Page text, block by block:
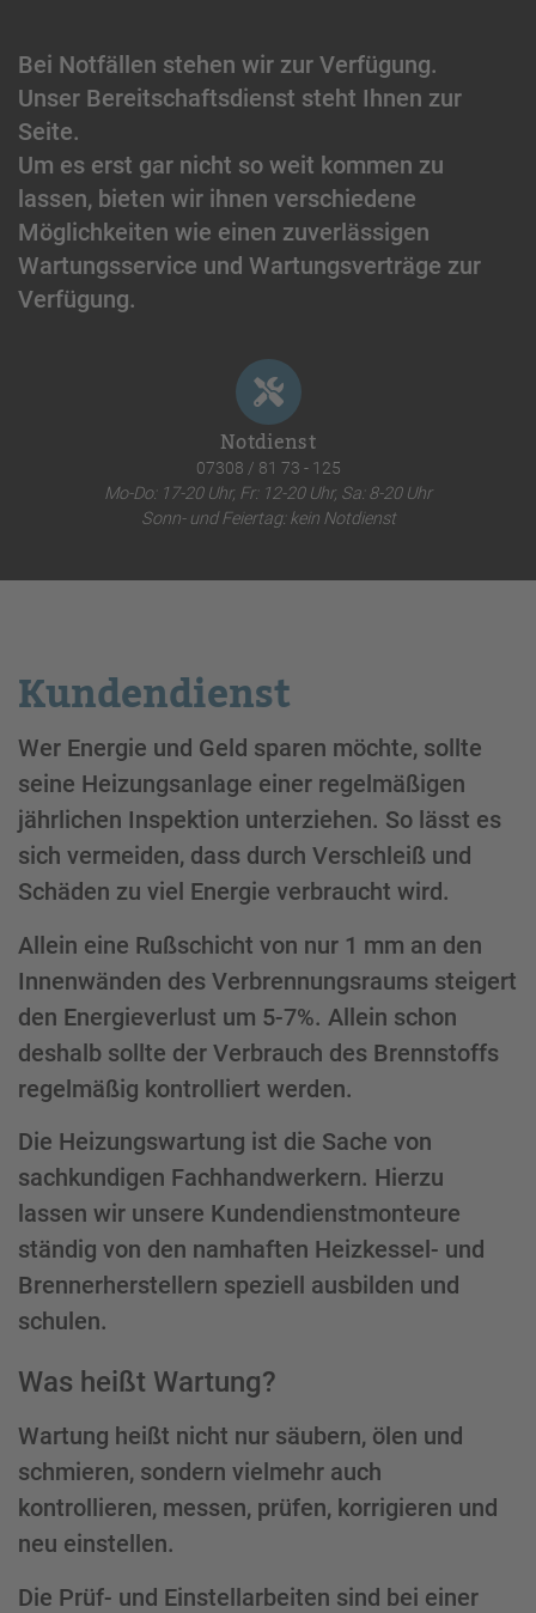
Bei Notfällen stehen wir zur Verfügung.
Unser Bereitschaftsdienst steht Ihnen zur
Seite.
Um es erst gar nicht so weit kommen zu
lassen, bieten wir ihnen verschiedene
Möglichkeiten wie einen zuverlässigen
Wartungsservice und Wartungsverträge zur
Verfügung.
Notdienst
07308 / 81 73 - 125
Mo-Do: 17-20 Uhr, Fr: 12-20 Uhr, Sa: 8-20 Uhr
Sonn- und Feiertag: kein Notdienst
Kundendienst
Wer Energie und Geld sparen möchte, sollte
seine Heizungsanlage einer regelmäßigen
jährlichen Inspektion unterziehen. So lässt es
sich vermeiden, dass durch Verschleiß und
Schäden zu viel Energie verbraucht wird.
Allein eine Rußschicht von nur 1 mm an den
Innenwänden des Verbrennungsraums steigert
den Energieverlust um 5-7%. Allein schon
deshalb sollte der Verbrauch des Brennstoffs
regelmäßig kontrolliert werden.
Die Heizungswartung ist die Sache von
sachkundigen Fachhandwerkern. Hierzu
lassen wir unsere Kundendienstmonteure
ständig von den namhaften Heizkessel- und
Brennerherstellern speziell ausbilden und
schulen.
Was heißt Wartung?
Wartung heißt nicht nur säubern, ölen und
schmieren, sondern vielmehr auch
kontrollieren, messen, prüfen, korrigieren und
neu einstellen.
Die Prüf- und Einstellarbeiten sind bei einer